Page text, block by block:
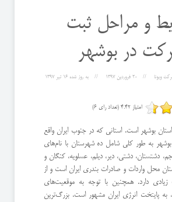
و مراحل ثبت
در بوشهر
ویونا 20 فروردين 1397 به روز شده 16 تیر 1397
امتیاز 4.42 (تعداد رای 6)
بوشهر است. استانی که در جنوب ایران واقع
به طور کلی شامل ده شهرستان با نام‌های
دشتستان، دشتی، دیر، دیلم، عسلویه، کنگان و
محل واردات و صادرات بندری ایران است و از
دارد. همچنین با توجه به موقعیت‌های
به پایتخت انرژی ایران مشهور است. بزرگ‌ترین